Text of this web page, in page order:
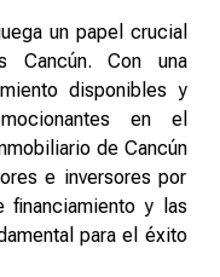
un papel crucial
Cancún. Con una
disponibles y
en el
de Cancún
e inversores por
financiamiento y las
para el éxito